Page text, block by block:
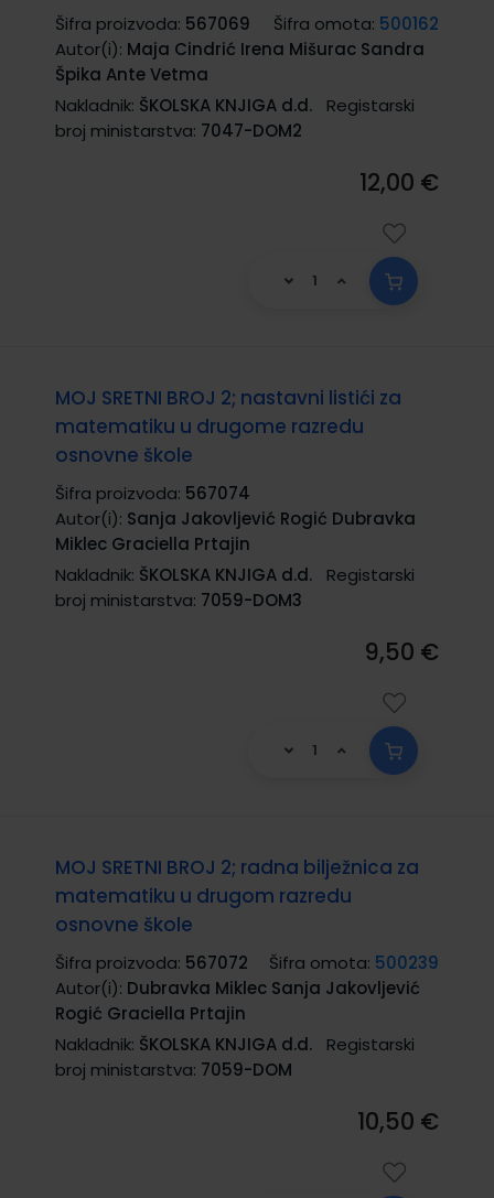
Šifra proizvoda: 567069 Šifra omota: 500162
Autor(i): Maja Cindrić Irena Mišurac Sandra
Špika Ante Vetma
Nakladnik: ŠKOLSKA KNJIGA d.d.
Registarski
broj ministarstva: 7047-DOM2
12,00 €
MOJ SRETNI BROJ 2; nastavni listići za
matematiku u drugome razredu
osnovne škole
Šifra proizvoda: 567074
Autor(i): Sanja Jakovljević Rogić Dubravka
Miklec Graciella Prtajin
Nakladnik: ŠKOLSKA KNJIGA d.d.
Registarski
broj ministarstva: 7059-DOM3
9,50 €
MOJ SRETNI BROJ 2; radna bilježnica za
matematiku u drugom razredu
osnovne škole
Šifra proizvoda: 567072 Šifra omota: 500239
Autor(i): Dubravka Miklec Sanja Jakovljević
Rogić Graciella Prtajin
Nakladnik: ŠKOLSKA KNJIGA d.d.
Registarski
broj ministarstva: 7059-DOM
10,50 €